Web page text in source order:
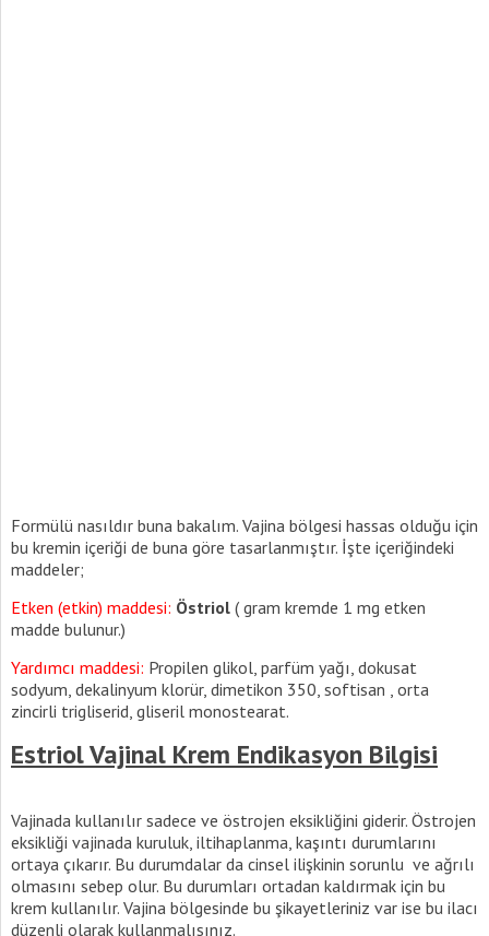
Formülü nasıldır buna bakalım. Vajina bölgesi hassas olduğu için
bu kremin içeriği de buna göre tasarlanmıştır. İşte içeriğindeki
maddeler;
Etken (etkin) maddesi: Östriol ( gram kremde 1 mg etken
madde bulunur.)
Yardımcı maddesi: Propilen glikol, parfüm yağı, dokusat
sodyum, dekalinyum klorür, dimetikon 350, softisan , orta
zincirli trigliserid, gliseril monostearat.
Estriol Vajinal Krem Endikasyon Bilgisi
Vajinada kullanılır sadece ve östrojen eksikliğini giderir. Östrojen
eksikliği vajinada kuruluk, iltihaplanma, kaşıntı durumlarını
ortaya çıkarır. Bu durumdalar da cinsel ilişkinin sorunlu ve ağrılı
olmasını sebep olur. Bu durumları ortadan kaldırmak için bu
krem kullanılır. Vajina bölgesinde bu şikayetleriniz var ise bu ilacı
düzenli olarak kullanmalısınız.